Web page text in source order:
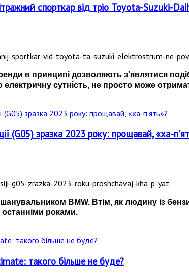
спорткар від тріо Toyota-Suzuki-
в принципі дозволяють з'являтися
електричну сутність, не просто може
(G05) зразка 2023 року: прощавай, «ха-
BMW. Втім, як людину із
роками.
такого більше не буде?